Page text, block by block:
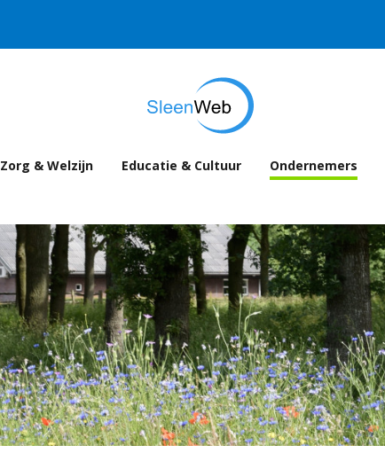
Zorg & Welzijn Educatie & Cultuur Ondernemers